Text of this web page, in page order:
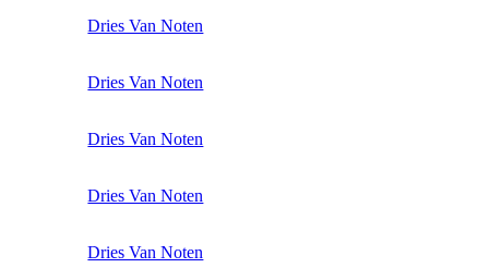
Dries Van Noten
Dries Van Noten
Dries Van Noten
Dries Van Noten
Dries Van Noten